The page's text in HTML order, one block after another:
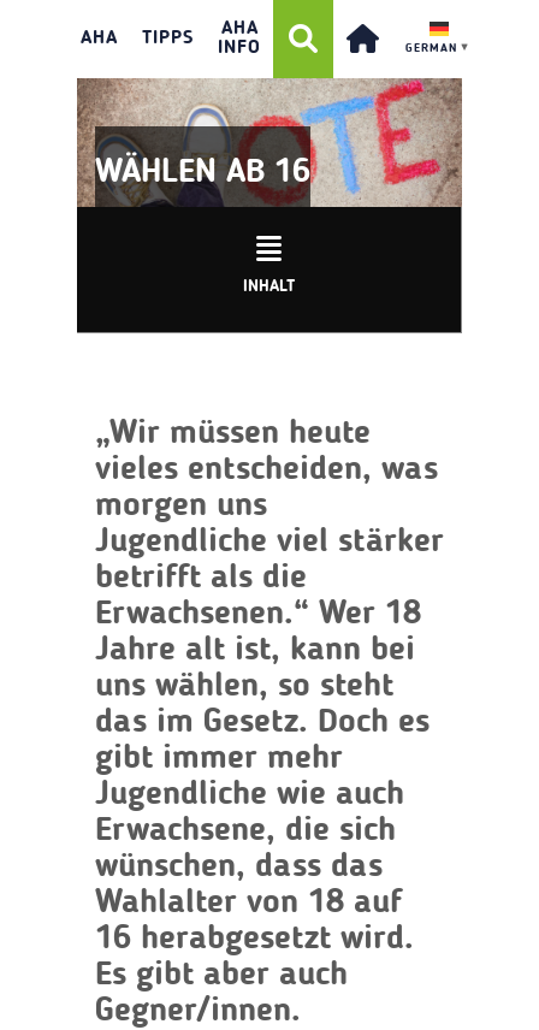
AHA TIPPS
AHA
INFO
GERMAN ▼
WÄHLEN AB 16
INHALT
„Wir müssen heute
vieles entscheiden, was
morgen uns
Jugendliche viel stärker
betrifft als die
Erwachsenen.“ Wer 18
Jahre alt ist, kann bei
uns wählen, so steht
das im Gesetz. Doch es
gibt immer mehr
Jugendliche wie auch
Erwachsene, die sich
wünschen, dass das
Wahlalter von 18 auf
16 herabgesetzt wird.
Es gibt aber auch
Gegner/innen.